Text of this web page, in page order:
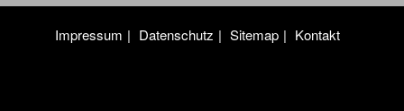
Impressum Datenschutz Sitemap Kontakt